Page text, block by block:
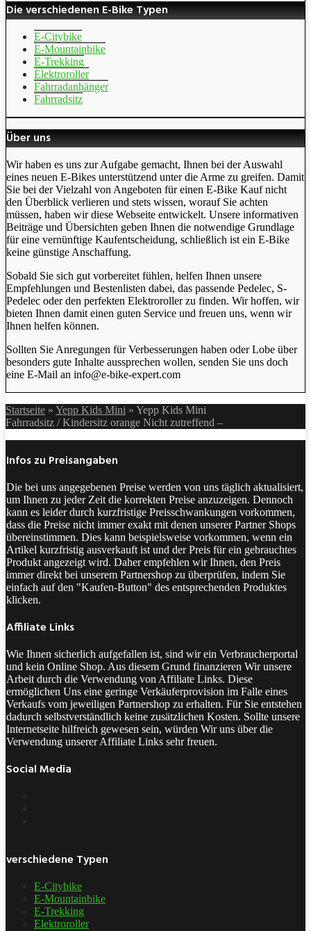
Die verschiedenen E-Bike Typen
E-Citybike
E-Mountainbike
E-Trekking
Elektroroller
Fahrradanhänger
Fahrradsitz
Über uns
Wir haben es uns zur Aufgabe gemacht, Ihnen bei der Auswahl
eines neuen E-Bikes unterstützend unter die Arme zu greifen. Damit
Sie bei der Vielzahl von Angeboten für einen E-Bike Kauf nicht
den Überblick verlieren und stets wissen, worauf Sie achten
müssen, haben wir diese Webseite entwickelt. Unsere informativen
Beiträge und Übersichten geben Ihnen die notwendige Grundlage
für eine vernünftige Kaufentscheidung, schließlich ist ein E-Bike
keine günstige Anschaffung.
Sobald Sie sich gut vorbereitet fühlen, helfen Ihnen unsere
Empfehlungen und Bestenlisten dabei, das passende Pedelec, S-
Pedelec oder den perfekten Elektroroller zu finden. Wir hoffen, wir
bieten Ihnen damit einen guten Service und freuen uns, wenn wir
Ihnen helfen können.
Sollten Sie Anregungen für Verbesserungen haben oder Lobe über
besonders gute Inhalte aussprechen wollen, senden Sie uns doch
eine E-Mail an info@e-bike-expert.com
Startseite » Yepp Kids Mini » Yepp Kids Mini
Fahrradsitz / Kindersitz orange Nicht zutreffend –
Infos zu Preisangaben
Die bei uns angegebenen Preise werden von uns täglich aktualisiert,
um Ihnen zu jeder Zeit die korrekten Preise anzuzeigen. Dennoch
kann es leider durch kurzfristige Preisschwankungen vorkommen,
dass die Preise nicht immer exakt mit denen unserer Partner Shops
übereinstimmen. Dies kann beispielsweise vorkommen, wenn ein
Artikel kurzfristig ausverkauft ist und der Preis für ein gebrauchtes
Produkt angezeigt wird. Daher empfehlen wir Ihnen, den Preis
immer direkt bei unserem Partnershop zu überprüfen, indem Sie
einfach auf den "Kaufen-Button" des entsprechenden Produktes
klicken.
Affiliate Links
Wie Ihnen sicherlich aufgefallen ist, sind wir ein Verbraucherportal
und kein Online Shop. Aus diesem Grund finanzieren Wir unsere
Arbeit durch die Verwendung von Affiliate Links. Diese
ermöglichen Uns eine geringe Verkäuferprovision im Falle eines
Verkaufs vom jeweiligen Partnershop zu erhalten. Für Sie entstehen
dadurch selbstverständlich keine zusätzlichen Kosten. Sollte unsere
Internetseite hilfreich gewesen sein, würden Wir uns über die
Verwendung unserer Affiliate Links sehr freuen.
Social Media
verschiedene Typen
E-Citybike
E-Mountainbike
E-Trekking
Elektroroller